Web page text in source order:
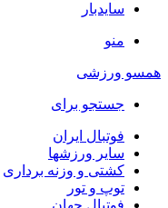
سایدبار
منو
همسو ورزشی
جستجو برای
فوتبال ایران
سایر ورزشها
کشتی و وزنه برداری
توپ و تور
فوتبال جهان